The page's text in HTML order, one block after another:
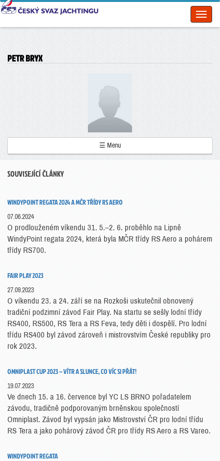
PETR BRYX
☰ Menu
SOUVISEJÍCÍ ČLÁNKY
WINDYPOINT REGATA 2024 A MČR TŘÍDY RS AERO
07.06.2024
O prodlouženém víkendu 31. 5.–2. 6. proběhlo na Lipně
WindyPoint regata 2024, která byla MČR třídy RS Aero a pohárem
třídy RS700.
FAIR PLAY 2023
27.09.2023
O víkendu 23. a 24. září se na Rozkoši uskutečnil obnovený
tradiční podzimní závod Fair Play. Na startu se sešly lodní třídy
RS400, RS500, RS Tera a RS Feva, tedy děti i dospělí. Pro lodní
třídu RS400 byl závod zároveň i mistrovstvím České republiky pro
rok 2023.
OMNIPLAST CUP 2023 – VÍTR A SLUNCE, CO VÍC SI PŘÁT!
19.07.2023
Ve dnech 15. a 16. července byl YC LS BRNO pořadatelem
závodu, tradičně podporovaným brněnskou společností
Omniplast. Závod byl vypsán jako Mistrovství ČR pro lodní třídu
RS Tera a jako pohárový závod ČR pro třídy RS Aero a RS Vareo.
WINDYPOINT REGATA